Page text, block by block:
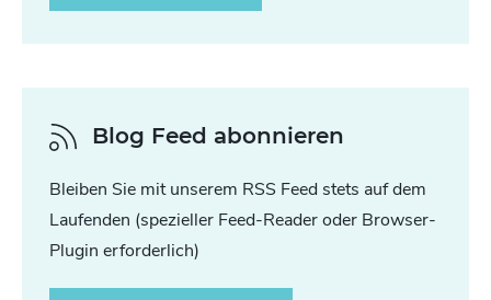
Blog Feed abonnieren
Bleiben Sie mit unserem RSS Feed stets auf dem
Laufenden (spezieller Feed-Reader oder Browser-
Plugin erforderlich)